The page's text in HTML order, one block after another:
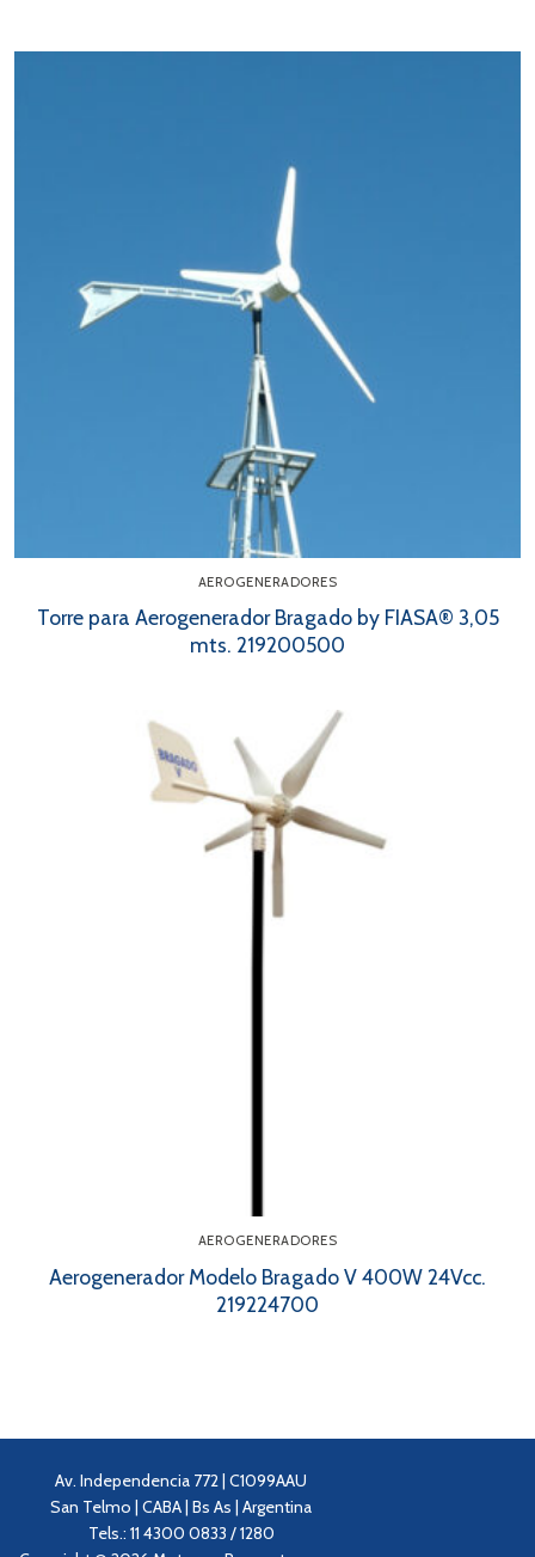
AEROGENERADORES
Torre para Aerogenerador Bragado by FIASA® 3,05
mts. 219200500
AEROGENERADORES
Aerogenerador Modelo Bragado V 400W 24Vcc.
219224700
Av. Independencia 772 | C1099AAU
San Telmo | CABA | Bs As | Argentina
Tels.: 11 4300 0833 / 1280